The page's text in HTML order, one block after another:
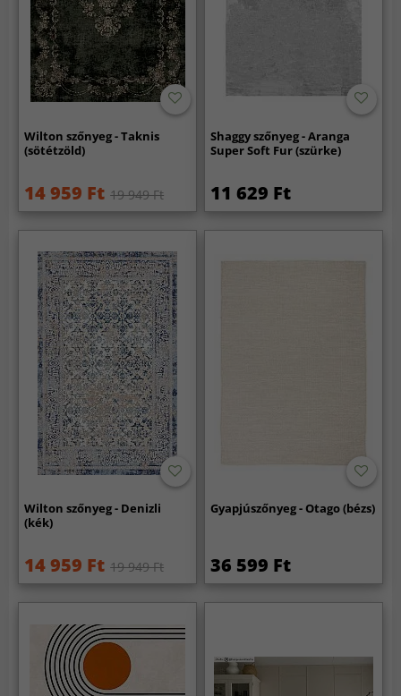
Wilton szőnyeg - Taknis
(sötétzöld)
14 959 Ft 19 949 Ft
Shaggy szőnyeg - Aranga
Super Soft Fur (szürke)
11 629 Ft
Wilton szőnyeg - Denizli
(kék)
14 959 Ft 19 949 Ft
Gyapjúszőnyeg - Otago (bézs)
36 599 Ft